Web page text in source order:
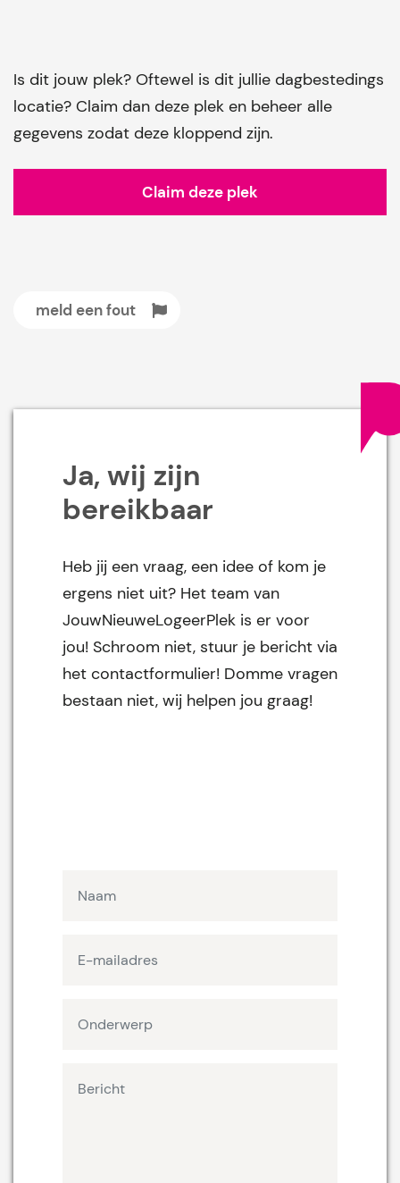
Is dit jouw plek? Oftewel is dit jullie dagbestedings
locatie? Claim dan deze plek en beheer alle
gegevens zodat deze kloppend zijn.
Claim deze plek
meld een fout
Ja, wij zijn
bereikbaar
Heb jij een vraag, een idee of kom je
ergens niet uit? Het team van
JouwNieuweLogeerPlek is er voor
jou! Schroom niet, stuur je bericht via
het contactformulier! Domme vragen
bestaan niet, wij helpen jou graag!